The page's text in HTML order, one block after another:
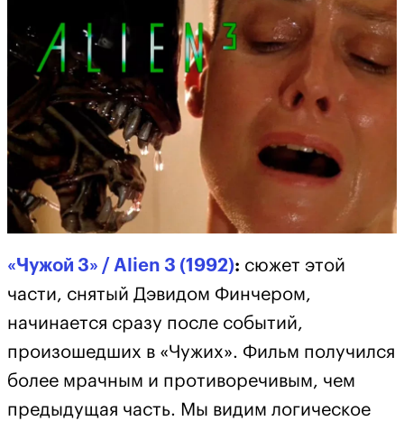
«Чужой 3» / Alien 3 (1992): сюжет этой
части, снятый Дэвидом Финчером,
начинается сразу после событий,
произошедших в «Чужих». Фильм получился
более мрачным и противоречивым, чем
предыдущая часть. Мы видим логическое